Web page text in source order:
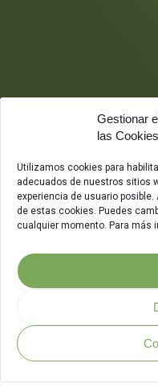
Gestionar
las Cookies
Utilizamos cookies para
adecuados de nuestros sitios
experiencia de usuario
de estas cookies. Puedes
cualquier momento. Para más